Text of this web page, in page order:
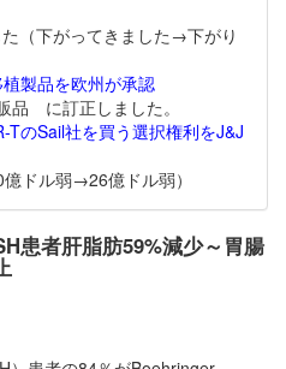
（下がってきました→下がり
製品を欧州が承認
に訂正しました。
TのSail社を買う選択権利をJ&J
ドル弱→26億ドル弱）
患者肝脂肪59%減少～胃腸